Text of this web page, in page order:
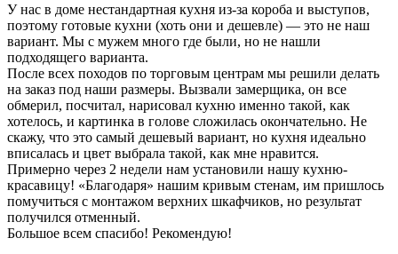
У нас в доме нестандартная кухня из-за короба и выступов,
поэтому готовые кухни (хоть они и дешевле) — это не наш
вариант. Мы с мужем много где были, но не нашли
подходящего варианта.
После всех походов по торговым центрам мы решили делать
на заказ под наши размеры. Вызвали замерщика, он все
обмерил, посчитал, нарисовал кухню именно такой, как
хотелось, и картинка в голове сложилась окончательно. Не
скажу, что это самый дешевый вариант, но кухня идеально
вписалась и цвет выбрала такой, как мне нравится.
Примерно через 2 недели нам установили нашу кухню-
красавицу! «Благодаря» нашим кривым стенам, им пришлось
помучиться с монтажом верхних шкафчиков, но результат
получился отменный.
Большое всем спасибо! Рекомендую!